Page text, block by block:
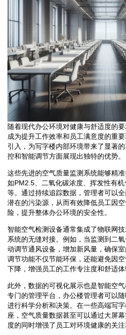
随着现代办公环境对健康与舒适度的
成为提升工作效率和员工满意度的重
引入，为写字楼内部环境带来了显著
控和智能调节方面展现出独特的优势。
这些先进的空气质量监测系统能够精
如PM2.5、二氧化碳浓度、挥发性有
等。通过持续追踪数据，管理者可以
潜在的污染源，从而有效降低员工因
险，提升整体办公环境的安全性。
智能空气检测设备通常集成了物联网
系统的无缝对接。例如，当监测到二
动调节通风设备，增加新风量，确保
调节功能不仅节能环保，还能避免因
下降，增强员工的工作专注度和舒适体
此外，数据的可视化展示也是智能空
专门的管理平台，办公楼管理者可以
进行科学分析和决策。在一些高端写
座，空气质量数据甚至可以通过大屏
度的同时增强了员工对环境健康的关注